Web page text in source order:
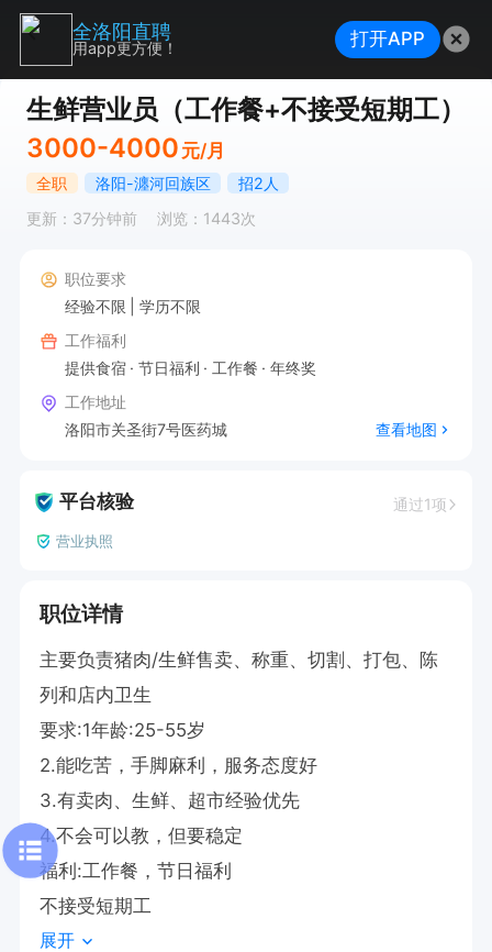
生鲜营业员（工作餐+不接受短期工）
3000-4000 元/月
全职 洛阳-瀍河回族区
招2人
更新：37分钟前
浏览：1443次
职位要求
经验不限
学历不限
工作福利
提供食宿
节日福利 工作餐
年终奖
工作地址
洛阳市关圣街7号医药城
查看地图
平台核验 通过1项
营业执照
职位详情
主要负责猪肉/生鲜售卖、称重、切割、打包、陈
列和店内卫生
要求:1年龄:25-55岁
2.能吃苦，手脚麻利，服务态度好
3.有卖肉、生鲜、超市经验优先
4.不会可以教，但要稳定
福利:工作餐，节日福利
不接受短期工
展开
全洛阳直聘
用app更方便！ 打开APP